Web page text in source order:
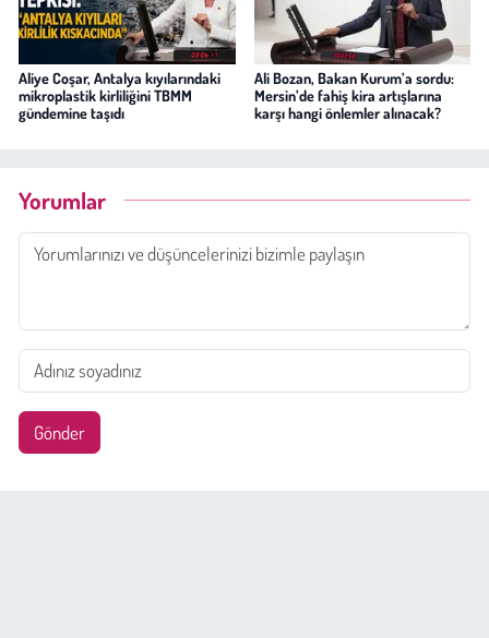
Aliye Coşar, Antalya kıyılarındaki
mikroplastik kirliliğini TBMM
gündemine taşıdı
Ali Bozan, Bakan Kurum’a sordu:
Mersin’de fahiş kira artışlarına
karşı hangi önlemler alınacak?
Yorumlar
Gönder